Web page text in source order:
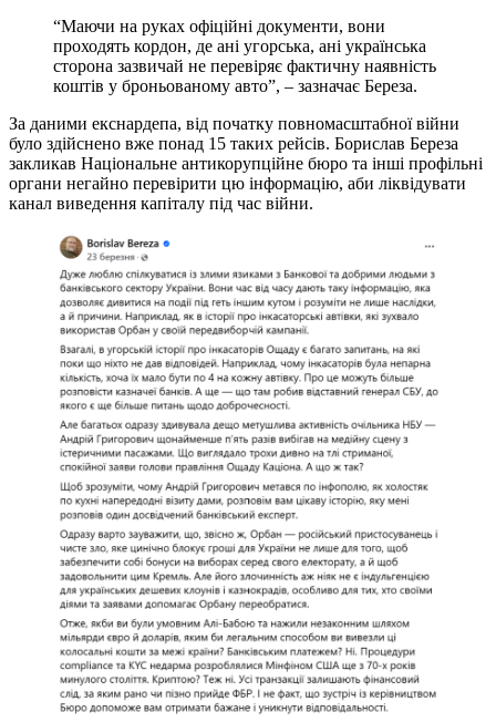
“Маючи на руках офіційні документи, вони
проходять кордон, де ані угорська, ані українська
сторона зазвичай не перевіряє фактичну наявність
коштів у броньованому авто”, – зазначає Береза.
За даними екснардепа, від початку повномасштабної війни
було здійснено вже понад 15 таких рейсів. Борислав Береза
закликав Національне антикорупційне бюро та інші профільні
органи негайно перевірити цю інформацію, аби ліквідувати
канал виведення капіталу під час війни.